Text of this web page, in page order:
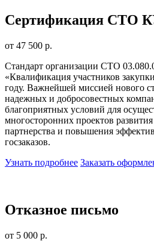
Сертификация СТО
от 47 500 р.
Стандарт организации СТО
«Квалификация участников
году. Важнейшей миссией нового
надежных и добросовестных
благоприятных условий для
многосторонних проектов
партнерства и повышения
госзаказов.
Узнать подробнее Заказать
Отказное письмо
от 5 000 р.